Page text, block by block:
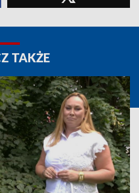
TAKŻE